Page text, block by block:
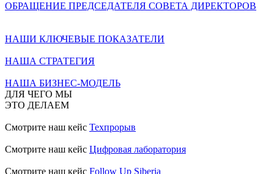
ОБРАЩЕНИЕ ПРЕДСЕДАТЕЛЯ СОВЕТА ДИРЕКТОРОВ
НАШИ КЛЮЧЕВЫЕ ПОКАЗАТЕЛИ
НАША СТРАТЕГИЯ
НАША БИЗНЕС-МОДЕЛЬ
ДЛЯ ЧЕГО МЫ
ЭТО ДЕЛАЕМ
Смотрите наш кейс Техпрорыв
Смотрите наш кейс Цифровая лаборатория
Смотрите наш кейс Follow Up Siberia